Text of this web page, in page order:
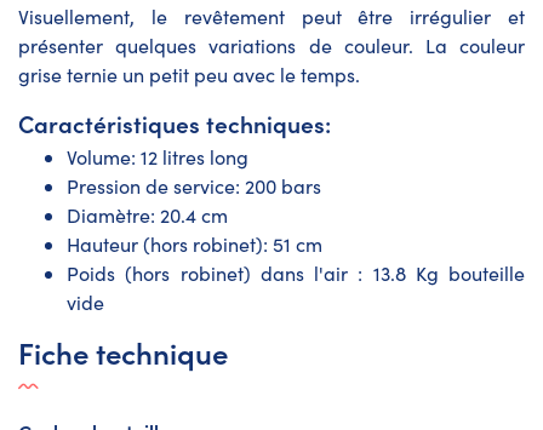
Visuellement, le revêtement peut être irrégulier et
présenter quelques variations de couleur. La couleur
grise ternie un petit peu avec le temps.
Caractéristiques techniques:
Volume: 12 litres long
Pression de service: 200 bars
Diamètre: 20.4 cm
Hauteur (hors robinet): 51 cm
Poids (hors robinet) dans l'air : 13.8 Kg bouteille
vide
Fiche technique